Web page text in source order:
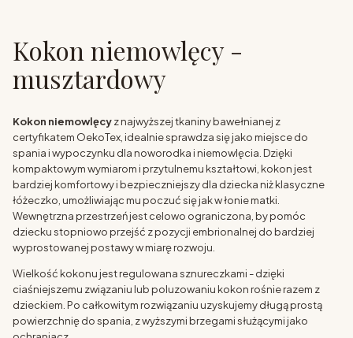
Kokon niemowlęcy -
musztardowy
Kokon niemowlęcyz najwyższej tkaniny bawełnianej z
certyfikatem OekoTex, idealnie sprawdza się jako miejsce do
spania i wypoczynku dla noworodka i niemowlęcia. Dzięki
kompaktowym wymiarom i przytulnemu kształtowi, kokon jest
bardziej komfortowy i bezpieczniejszy dla dziecka niż klasyczne
łóżeczko, umożliwiając mu poczuć się jak w łonie matki.
Wewnętrzna przestrzeń jest celowo ograniczona, by pomóc
dziecku stopniowo przejść z pozycji embrionalnej do bardziej
wyprostowanej postawy w miarę rozwoju.
Wielkość kokonu jest regulowana sznureczkami - dzięki
ciaśniejszemu związaniu lub poluzowaniu kokon rośnie razem z
dzieckiem. Po całkowitym rozwiązaniu uzyskujemy długą prostą
powierzchnię do spania, z wyższymi brzegami służącymi jako